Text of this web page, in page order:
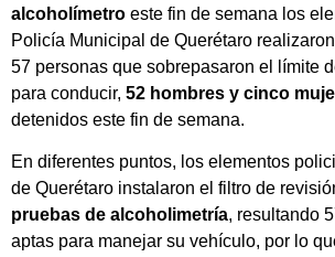
alcoholímetro este fin de semana los
Policía Municipal de Querétaro
57 personas que sobrepasaron el límite
para conducir, 52 hombres y cinco
detenidos este fin de semana.
En diferentes puntos, los elementos
de Querétaro instalaron el filtro de
pruebas de alcoholimetría, resultando
aptas para manejar su vehículo, por lo